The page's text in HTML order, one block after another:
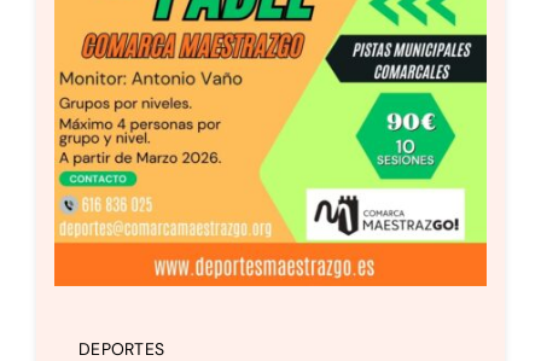
DEPORTES